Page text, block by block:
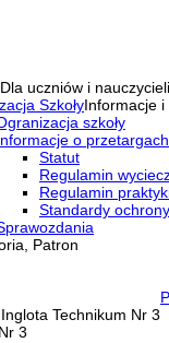
Dla uczniów i nauczycieli
SzkołyInformacje
szkoły
o przetargach
Statut
Regulamin
Regulamin
Standardy
Patron
Technikum Nr 3
3